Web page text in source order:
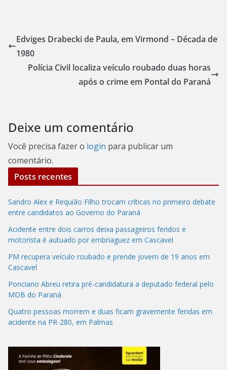
Edviges Drabecki de Paula, em Virmond – Década de
1980
Polícia Civil localiza veículo roubado duas horas
após o crime em Pontal do Paraná
Deixe um comentário
Você precisa fazer o login para publicar um
comentário.
Posts recentes
Sandro Alex e Requião Filho trocam críticas no primeiro debate
entre candidatos ao Governo do Paraná
Acidente entre dois carros deixa passageiros feridos e
motorista é autuado por embriaguez em Cascavel
PM recupera veículo roubado e prende jovem de 19 anos em
Cascavel
Ponciano Abreu retira pré-candidatura a deputado federal pelo
MDB do Paraná
Quatro pessoas morrem e duas ficam gravemente feridas em
acidente na PR-280, em Palmas